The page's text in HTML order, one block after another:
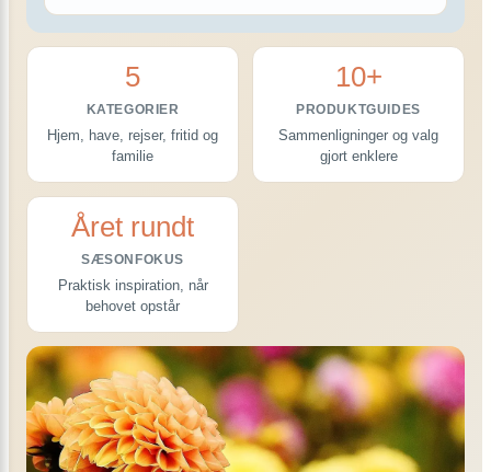
5
KATEGORIER
Hjem, have, rejser, fritid og
familie
10+
PRODUKTGUIDES
Sammenligninger og valg
gjort enklere
Året rundt
SÆSONFOKUS
Praktisk inspiration, når
behovet opstår